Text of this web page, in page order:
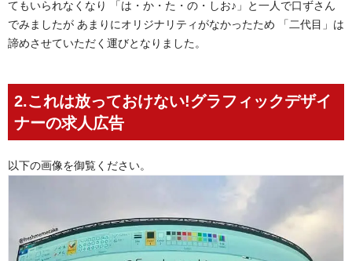
てもいられなくなり 「は・か・た・の・しお♪」と一人で口ずさん
でみましたが あまりにオリジナリティがなかったため 「二代目」は
諦めさせていただく運びとなりました。
2.これは放っておけない!グラフィックデザイ
ナーの求人広告
以下の画像を御覧ください。